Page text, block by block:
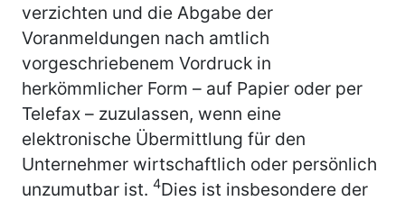
verzichten und die Abgabe der
Voranmeldungen nach amtlich
vorgeschriebenem Vordruck in
herkömmlicher Form – auf Papier oder per
Telefax – zuzulassen, wenn eine
elektronische Übermittlung für den
Unternehmer wirtschaftlich oder persönlich
unzumutbar ist. 4Dies ist insbesondere der